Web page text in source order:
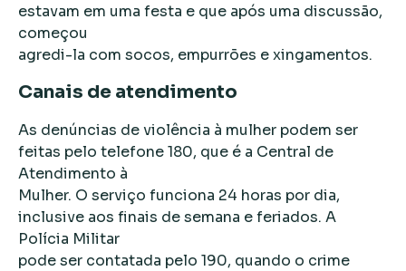
estavam em uma festa e que após uma discussão,
começou
agredi-la com socos, empurrões e xingamentos.
Canais de atendimento
As denúncias de violência à mulher podem ser
feitas pelo telefone 180, que é a Central de
Atendimento à
Mulher. O serviço funciona 24 horas por dia,
inclusive aos finais de semana e feriados. A
Polícia Militar
pode ser contatada pelo 190, quando o crime